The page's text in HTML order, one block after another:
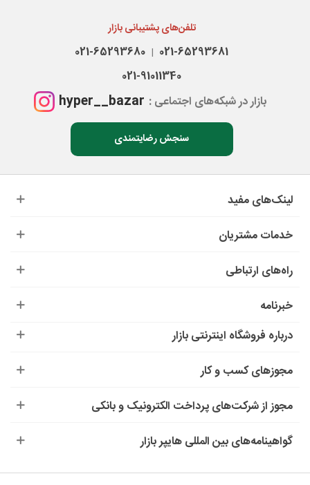
تلفن‌های پشتیبانی بازار
021-65293681
|
021-65293680
021-91011340
بازار در شبکه‌های اجتماعی : hyper__bazar
سنجش رضایتمندی
لینک‌های مفید
خدمات مشتریان
راه‌های ارتباطی
خبرنامه
درباره‌ فروشگاه اینترنتی بازار
مجوزهای کسب و کار
مجوز از شرکت‌های پرداخت الکترونیک و بانکی
گواهینامه‌های بین المللی هایپر بازار